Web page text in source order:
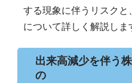
する現象に伴うリスク
について詳しく解説しま
出来高減少を伴う
の